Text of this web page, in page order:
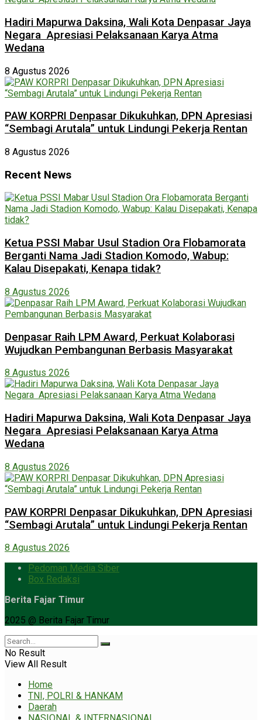
Hadiri Mapurwa Daksina, Wali Kota Denpasar Jaya
Negara Apresiasi Pelaksanaan Karya Atma
Wedana
8 Agustus 2026
PAW KORPRI Denpasar Dikukuhkan, DPN Apresiasi
“Sembagi Arutala” untuk Lindungi Pekerja Rentan
8 Agustus 2026
Recent News
Ketua PSSI Mabar Usul Stadion Ora Flobamorata
Berganti Nama Jadi Stadion Komodo, Wabup:
Kalau Disepakati, Kenapa tidak?
8 Agustus 2026
Denpasar Raih LPM Award, Perkuat Kolaborasi
Wujudkan Pembangunan Berbasis Masyarakat
8 Agustus 2026
Hadiri Mapurwa Daksina, Wali Kota Denpasar Jaya
Negara Apresiasi Pelaksanaan Karya Atma
Wedana
8 Agustus 2026
PAW KORPRI Denpasar Dikukuhkan, DPN Apresiasi
“Sembagi Arutala” untuk Lindungi Pekerja Rentan
8 Agustus 2026
Pedoman Media Siber
Box Redaksi
Berita Fajar Timur
2025 @ Berita Fajar Timur
No Result
View All Result
Home
TNI, POLRI & HANKAM
Daerah